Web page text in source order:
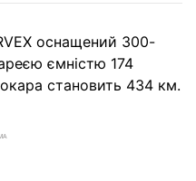
оснащений 300-
ємністю 174
становить 434 км.